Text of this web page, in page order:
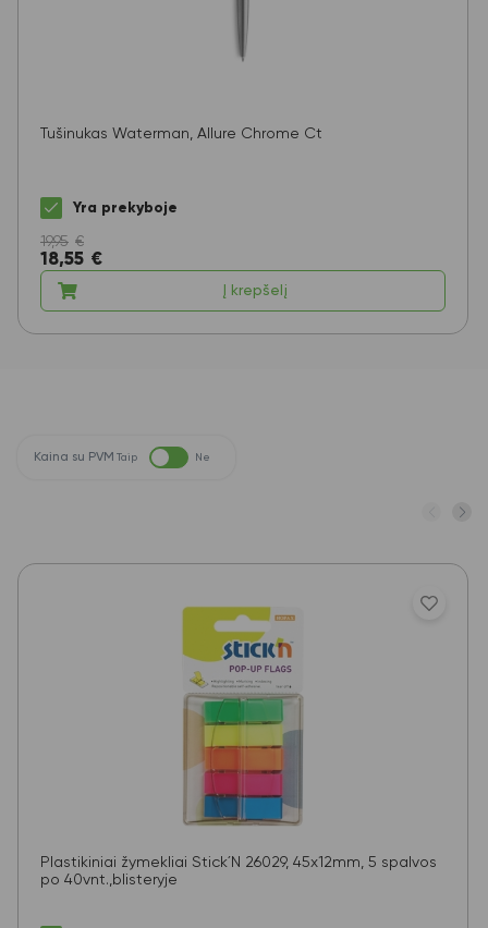
Tušinukas Waterman, Allure Chrome Ct
Yra prekyboje
19,95 €
18,55 €
Į krepšelį
Kaina su PVM Taip Ne
Plastikiniai žymekliai Stick´N 26029, 45x12mm, 5 spalvos
po 40vnt.,blisteryje